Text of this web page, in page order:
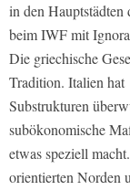
in den
beim IWF mit
Die griechische
Tradition. Italien hat
Substrukturen
subökonomische
etwas speziell
orientierten Norden